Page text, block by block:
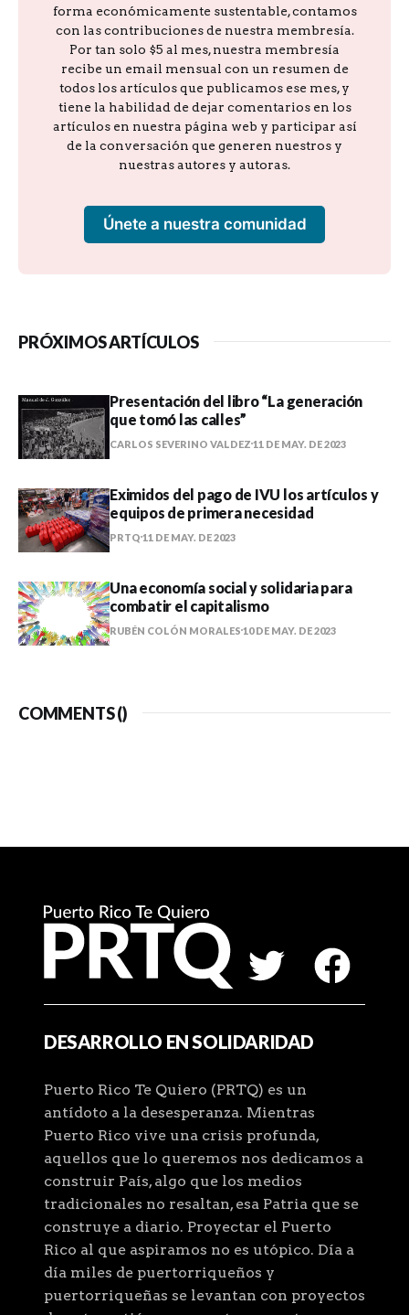
forma económicamente sustentable, contamos
con las contribuciones de nuestra membresía.
Por tan solo $5 al mes, nuestra membresía
recibe un email mensual con un resumen de
todos los artículos que publicamos ese mes, y
tiene la habilidad de dejar comentarios en los
artículos en nuestra página web y participar así
de la conversación que generen nuestros y
nuestras autores y autoras.
Únete a nuestra comunidad
PRÓXIMOS ARTÍCULOS
Presentación del libro “La generación
que tomó las calles”
CARLOS SEVERINO VALDEZ 11 DE MAY. DE 2023
Eximidos del pago de IVU los artículos y
equipos de primera necesidad
PRTQ 11 DE MAY. DE 2023
Una economía social y solidaria para
combatir el capitalismo
RUBÉN COLÓN MORALES 10 DE MAY. DE 2023
COMMENTS ()
DESARROLLO EN SOLIDARIDAD
Puerto Rico Te Quiero (PRTQ) es un
antídoto a la desesperanza. Mientras
Puerto Rico vive una crisis profunda,
aquellos que lo queremos nos dedicamos a
construir País, algo que los medios
tradicionales no resaltan, esa Patria que se
construye a diario. Proyectar el Puerto
Rico al que aspiramos no es utópico. Día a
día miles de puertorriqueños y
puertorriqueñas se levantan con proyectos